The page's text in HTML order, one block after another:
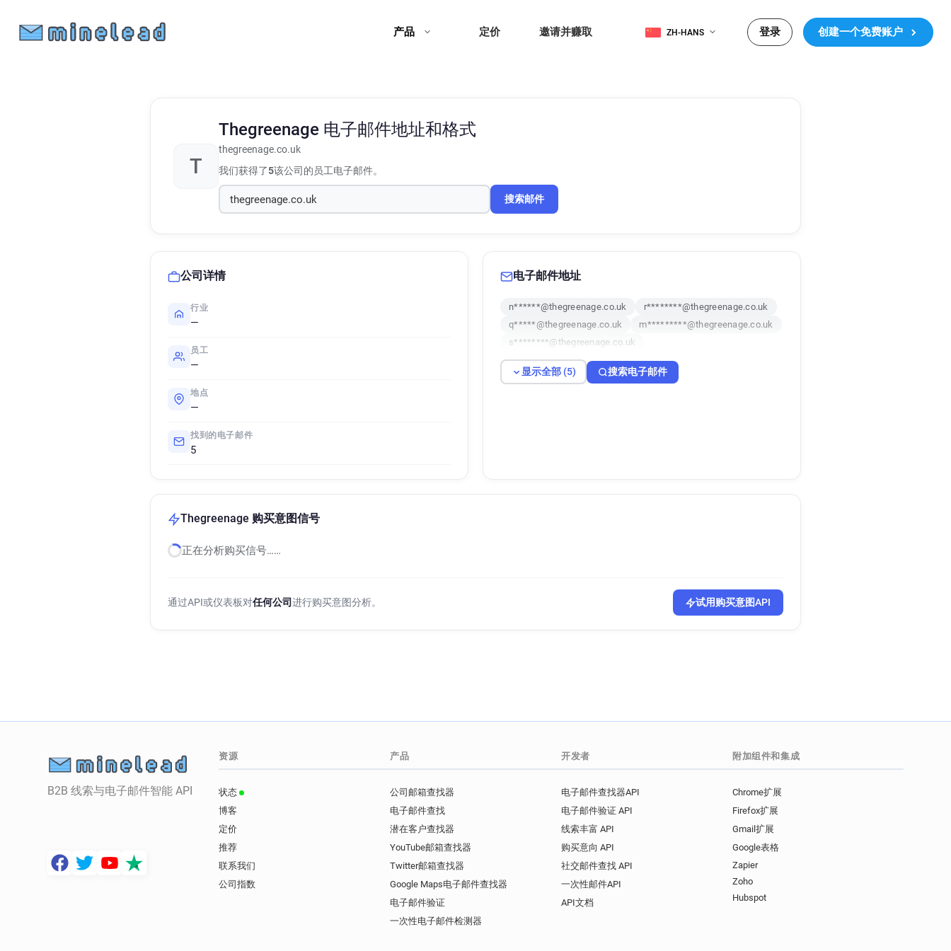
产品 定价 邀请并赚取 ZH-HANS 登录 创建一个免费账户
T
Thegreenage 电子邮件地址和格式
thegreenage.co.uk
我们获得了5该公司的员工电子邮件。
搜索邮件
公司详情
行业
—
员工
—
地点
—
找到的电子邮件
5
电子邮件地址
n******@thegreenage.co.uk
r********@thegreenage.co.uk
q*****@thegreenage.co.uk
m*********@thegreenage.co.uk
s********@thegreenage.co.uk
显示全部 (5) 搜索电子邮件
Thegreenage 购买意图信号
正在分析购买信号……
通过API或仪表板对任何公司进行购买意图分析。 试用购买意图API
B2B 线索与电子邮件智能 API
资源
状态
博客
定价
推荐
联系我们
公司指数
产品
公司邮箱查找器
电子邮件查找
潜在客户查找器
YouTube邮箱查找器
Twitter邮箱查找器
Google Maps电子邮件查找器
电子邮件验证
一次性电子邮件检测器
开发者
电子邮件查找器API
电子邮件验证 API
线索丰富 API
购买意向 API
社交邮件查找 API
一次性邮件API
API文档
附加组件和集成
Chrome扩展
Firefox扩展
Gmail扩展
Google表格
Zapier
Zoho
Hubspot